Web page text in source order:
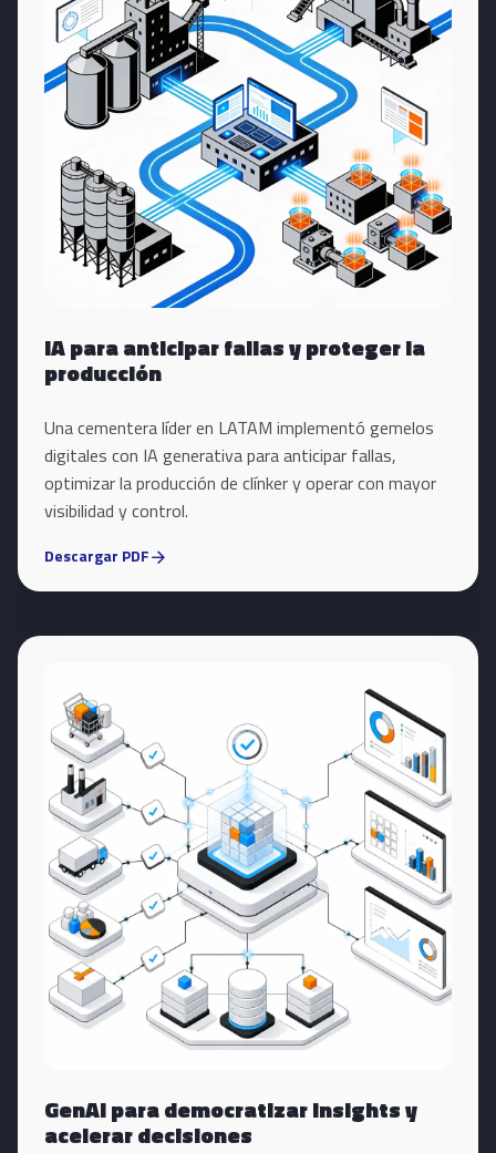
IA para anticipar fallas y proteger la
producción
Una cementera líder en LATAM implementó gemelos
digitales con IA generativa para anticipar fallas,
optimizar la producción de clínker y operar con mayor
visibilidad y control.
Descargar PDFarrow_forward
GenAI para democratizar insights y
acelerar decisiones